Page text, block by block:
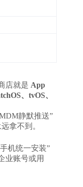
店就是 App
、tvOS、
静默推送”
拿不到。
机统一安装”
业账号或用